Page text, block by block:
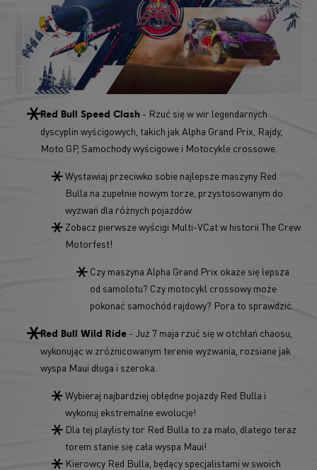
Red Bull Speed Clash - Rzuć się w wir legendarnych
dyscyplin wyścigowych, takich jak Alpha Grand Prix, Rajdy,
Moto GP, Samochody wyścigowe i Motocykle crossowe.
Wystawiaj przeciwko sobie najlepsze maszyny Red
Bulla na zupełnie nowym torze, przystosowanym do
wyzwań dla różnych pojazdów.
Zobacz pierwsze wyścigi Multi-VCat w historii The Crew
Motorfest!
Czy maszyna Alpha Grand Prix okaże się lepsza
od samolotu? Czy motocykl crossowy może
pokonać samochód rajdowy? Pora to sprawdzić.
Red Bull Wild Ride - Już 7 maja rzuć się w otchłań chaosu,
wykonując w zróżnicowanym terenie wyzwania, rozsiane jak
wyspa Maui długa i szeroka.
Wybieraj najbardziej obłędne pojazdy Red Bulla i
wykonuj ekstremalne ewolucje!
Dla tej playlisty tor Red Bulla to za mało, dlatego teraz
torem stanie się cała wyspa Maui!
Kierowcy Red Bulla, będący specjalistami w swoich